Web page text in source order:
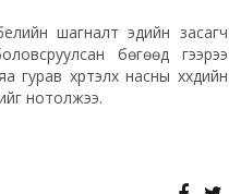
шагналт эдийн засагч
бөгөөд үүгээрээ
хүртэлх насны хүүхдийн
нотолжээ.